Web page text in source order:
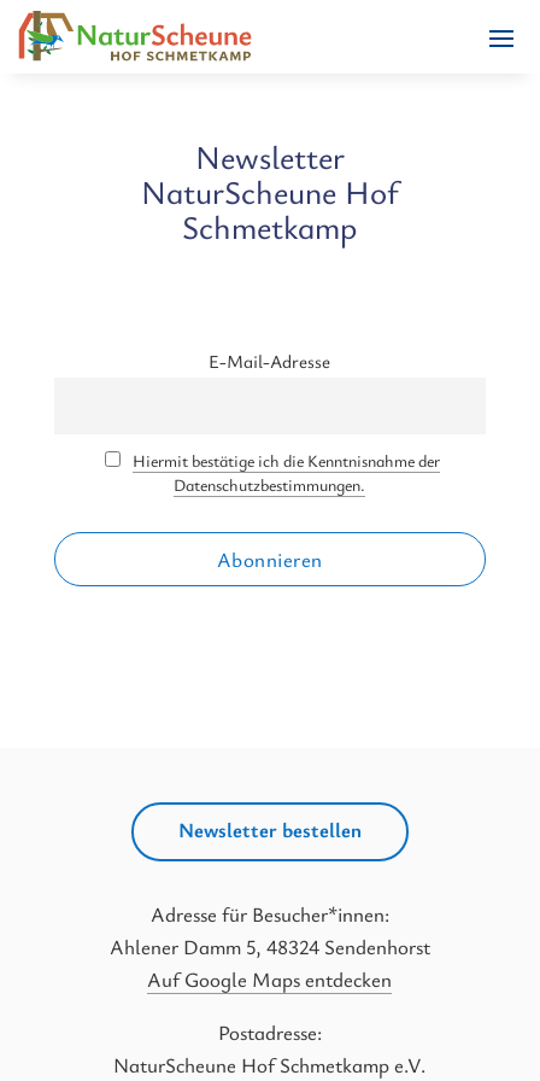
Newsletter
NaturScheune Hof
Schmetkamp
E-Mail-Adresse
Hiermit bestätige ich die Kenntnisnahme der
Datenschutzbestimmungen.
Newsletter bestellen
Adresse für Besucher*innen:
Ahlener Damm 5, 48324 Sendenhorst
Auf Google Maps entdecken
Postadresse:
NaturScheune Hof Schmetkamp e.V.